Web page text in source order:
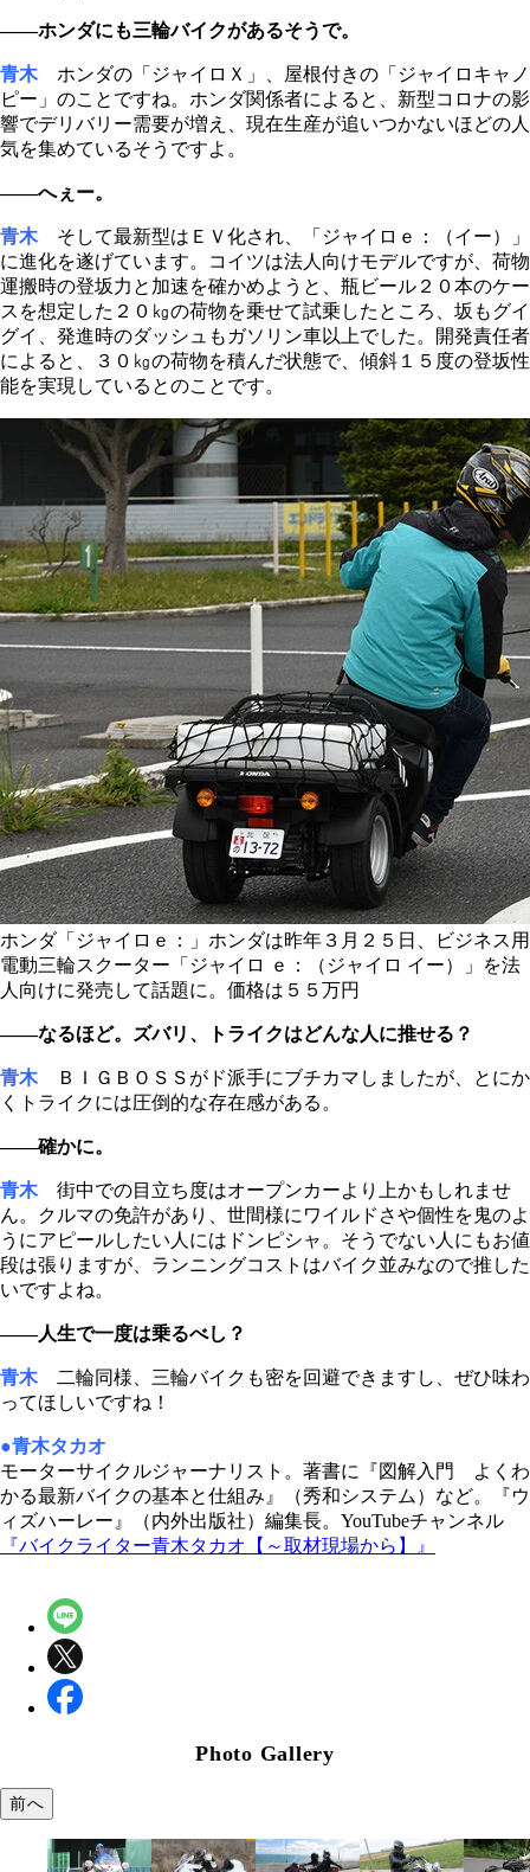
――ホンダにも三輪バイクがあるそうで。
青木ホンダの「ジャイロＸ」、屋根付きの「ジャイロキャノ
ピー」のことですね。ホンダ関係者によると、新型コロナの影
響でデリバリー需要が増え、現在生産が追いつかないほどの人
気を集めているそうですよ。
――へぇー。
青木そして最新型はＥＶ化され、「ジャイロｅ：（イー）」
に進化を遂げています。コイツは法人向けモデルですが、荷物
運搬時の登坂力と加速を確かめようと、瓶ビール２０本のケー
スを想定した２０㎏の荷物を乗せて試乗したところ、坂もグイ
グイ、発進時のダッシュもガソリン車以上でした。開発責任者
によると、３０㎏の荷物を積んだ状態で、傾斜１５度の登坂性
能を実現しているとのことです。
ホンダ「ジャイロｅ：」ホンダは昨年３月２５日、ビジネス用
電動三輪スクーター「ジャイロ ｅ：（ジャイロ イー）」を法
人向けに発売して話題に。価格は５５万円
――なるほど。ズバリ、トライクはどんな人に推せる？
青木ＢＩＧＢＯＳＳがド派手にブチカマしましたが、とにか
くトライクには圧倒的な存在感がある。
――確かに。
青木街中での目立ち度はオープンカーより上かもしれませ
ん。クルマの免許があり、世間様にワイルドさや個性を鬼のよ
うにアピールしたい人にはドンピシャ。そうでない人にもお値
段は張りますが、ランニングコストはバイク並みなので推した
いですよね。
――人生で一度は乗るべし？
青木二輪同様、三輪バイクも密を回避できますし、ぜひ味わ
ってほしいですね！
●青木タカオ
モーターサイクルジャーナリスト。著書に『図解入門 よくわ
かる最新バイクの基本と仕組み』（秀和システム）など。『ウ
ィズハーレー』（内外出版社）編集長。YouTubeチャンネル
『バイクライター青木タカオ【～取材現場から】』
Photo Gallery
前へ